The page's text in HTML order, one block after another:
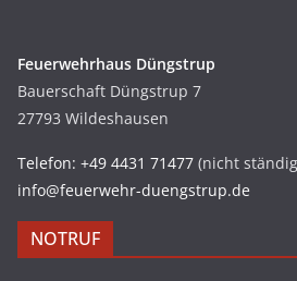
Feuerwehrhaus Düngstrup
Bauerschaft Düngstrup 7
27793 Wildeshausen
Telefon: +49 4431 71477 (nicht
info@feuerwehr-duengstrup.de
NOTRUF